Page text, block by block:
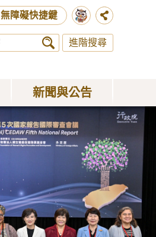
無障礙快捷鍵
進階搜尋
新聞與公告